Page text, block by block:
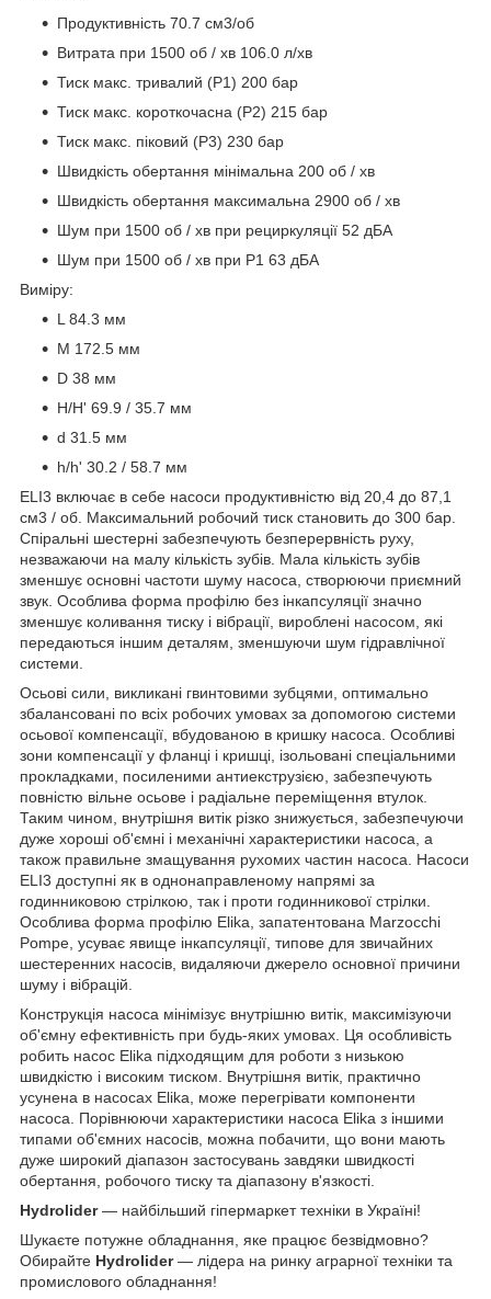
Продуктивність 70.7 см3/об
Витрата при 1500 об / хв 106.0 л/хв
Тиск макс. тривалий (Р1) 200 бар
Тиск макс. короткочасна (Р2) 215 бар
Тиск макс. піковий (Р3) 230 бар
Швидкість обертання мінімальна 200 об / хв
Швидкість обертання максимальна 2900 об / хв
Шум при 1500 об / хв при рециркуляції 52 дБА
Шум при 1500 об / хв при P1 63 дБА
Виміру:
L 84.3 мм
M 172.5 мм
D 38 мм
H/H' 69.9 / 35.7 мм
d 31.5 мм
h/h' 30.2 / 58.7 мм
ELI3 включає в себе насоси продуктивністю від 20,4 до 87,1
см3 / об. Максимальний робочий тиск становить до 300 бар.
Спіральні шестерні забезпечують безперервність руху,
незважаючи на малу кількість зубів. Мала кількість зубів
зменшує основні частоти шуму насоса, створюючи приємний
звук. Особлива форма профілю без інкапсуляції значно
зменшує коливання тиску і вібрації, вироблені насосом, які
передаються іншим деталям, зменшуючи шум гідравлічної
системи.
Осьові сили, викликані гвинтовими зубцями, оптимально
збалансовані по всіх робочих умовах за допомогою системи
осьової компенсації, вбудованою в кришку насоса. Особливі
зони компенсації у фланці і кришці, ізольовані спеціальними
прокладками, посиленими антиекструзією, забезпечують
повністю вільне осьове і радіальне переміщення втулок.
Таким чином, внутрішня витік різко знижується, забезпечуючи
дуже хороші об'ємні і механічні характеристики насоса, а
також правильне змащування рухомих частин насоса. Насоси
ELI3 доступні як в однонаправленому напрямі за
годинниковою стрілкою, так і проти годинникової стрілки.
Особлива форма профілю Elika, запатентована Marzocchi
Pompe, усуває явище інкапсуляції, типове для звичайних
шестеренних насосів, видаляючи джерело основної причини
шуму і вібрацій.
Конструкція насоса мінімізує внутрішню витік, максимізуючи
об'ємну ефективність при будь-яких умовах. Ця особливість
робить насос Elika підходящим для роботи з низькою
швидкістю і високим тиском. Внутрішня витік, практично
усунена в насосах Elika, може перегрівати компоненти
насоса. Порівнюючи характеристики насоса Elika з іншими
типами об'ємних насосів, можна побачити, що вони мають
дуже широкий діапазон застосувань завдяки швидкості
обертання, робочого тиску та діапазону в'язкості.
Hydrolider— найбільший гіпермаркет техніки в Україні!
Шукаєте потужне обладнання, яке працює безвідмовно?
Обирайте Hydrolider— лідера на ринку аграрної техніки та
промислового обладнання!